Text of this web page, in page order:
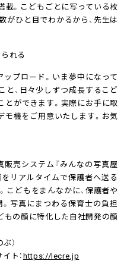
載。こどもごとに写っている枚
がひと目でわかるから、先生は
れる
プロード。いま夢中になって
と、日々少しずつ成長するこど
とができます。実際にお手に取
モ機をご用意いたします。お気
売システム『みんなの写真屋
リアルタイムで保護者へ送る
こどもをまんなかに、保護者や
写真にまつわる保育士の負担
もの顔に特化した自社開発の顔
）
ト：https://lecre.jp